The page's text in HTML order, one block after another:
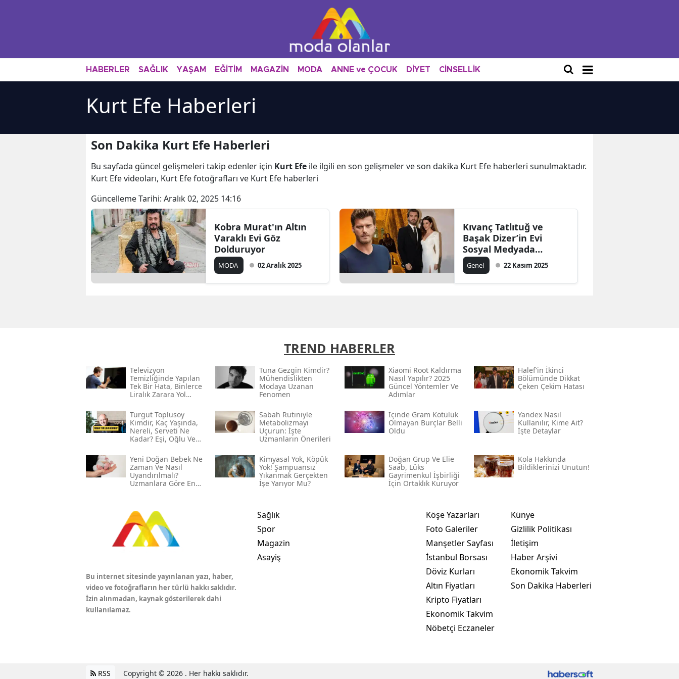
HABERLER SAĞLIK YAŞAM EĞİTİM MAGAZİN MODA ANNE ve ÇOCUK DİYET CİNSELLİK
Kurt Efe Haberleri
Son Dakika Kurt Efe Haberleri
Bu sayfada güncel gelişmeleri takip edenler için Kurt Efe ile ilgili en son gelişmeler ve son dakika Kurt Efe haberleri sunulmaktadır.
Kurt Efe videoları, Kurt Efe fotoğrafları ve Kurt Efe haberleri
Güncelleme Tarihi: Aralık 02, 2025 14:16
Kobra Murat'ın Altın
Varaklı Evi Göz
Dolduruyor
MODA 02 Aralık 2025
Kıvanç Tatlıtuğ ve
Başak Dizer’in Evi
Sosyal Medyada
Gündem Oldu
Genel 22 Kasım 2025
TREND HABERLER
Televizyon
Temizliğinde Yapılan
Tek Bir Hata, Binlerce
Liralık Zarara Yol
Tuna Gezgin Kimdir?
Mühendislikten
Modaya Uzanan
Fenomen
Xiaomi Root Kaldırma
Nasıl Yapılır? 2025
Güncel Yöntemler Ve
Adımlar
Halef’in İkinci
Bölümünde Dikkat
Çeken Çekim Hatası
Turgut Toplusoy
Kimdir, Kaç Yaşında,
Nereli, Serveti Ne
Kadar? Eşi, Oğlu Ve
Sabah Rutiniyle
Metabolizmayı
Uçurun: İşte
Uzmanların Önerileri
İçinde Gram Kötülük
Olmayan Burçlar Belli
Oldu
Yandex Nasıl
Kullanılır, Kime Ait?
İşte Detaylar
Yeni Doğan Bebek Ne
Zaman Ve Nasıl
Uyandırılmalı?
Uzmanlara Göre En
Kimyasal Yok, Köpük
Yok! Şampuansız
Yıkanmak Gerçekten
İşe Yarıyor Mu?
Doğan Grup Ve Elie
Saab, Lüks
Gayrimenkul İşbirliği
İçin Ortaklık Kuruyor
Kola Hakkında
Bildiklerinizi Unutun!
Bu internet sitesinde yayınlanan yazı, haber,
video ve fotoğrafların her türlü hakkı saklıdır.
İzin alınmadan, kaynak gösterilerek dahi
kullanılamaz.
Sağlık
Spor
Magazin
Asayiş
Köşe Yazarları
Foto Galeriler
Manşetler Sayfası
İstanbul Borsası
Döviz Kurları
Altın Fiyatları
Kripto Fiyatları
Ekonomik Takvim
Nöbetçi Eczaneler
Künye
Gizlilik Politikası
İletişim
Haber Arşivi
Ekonomik Takvim
Son Dakika Haberleri
RSS Copyright © 2026 . Her hakkı saklıdır.